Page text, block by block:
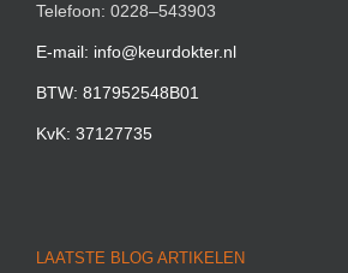
Telefoon: 0228–543903
E-mail: info@keurdokter.nl
BTW: 817952548B01
KvK: 37127735
LAATSTE BLOG ARTIKELEN